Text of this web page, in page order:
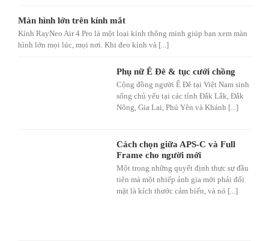
Màn hình lớn trên kính mắt
Kính RayNeo Air 4 Pro là một loại kính thông minh giúp bạn xem màn
hình lớn mọi lúc, mọi nơi. Khi đeo kính và [...]
Phụ nữ Ê Đê & tục cưới chồng
Cộng đồng người Ê Đê tại Việt Nam sinh
sống chủ yếu tại các tỉnh Đắk Lắk, Đắk
Nông, Gia Lai, Phú Yên và Khánh [...]
Cách chọn giữa APS-C và Full
Frame cho người mới
Một trong những quyết định thực sự đầu
tiên mà một nhiếp ảnh gia mới phải đối
mặt là kích thước cảm biến, và nó [...]